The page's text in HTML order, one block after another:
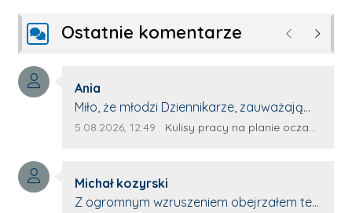
Ostatnie komentarze Poprzednie
Autor komentarza:
Ania
Treść komentarza:
Miło, że młodzi Dziennikarze, zauważają
młode talenty, które dopiero wkraczają
z nim wywiad, który przeprowadzi Pan
Artur.
Data dodania komentarza:
5.08.2026, 12:49 Źródło komentarza:
Kulisy pracy na planie oczami młodego filmowca
Autor komentarza:
Michał kozyrski
Treść komentarza:
Z ogromnym wzruszeniem obejrzałem ten